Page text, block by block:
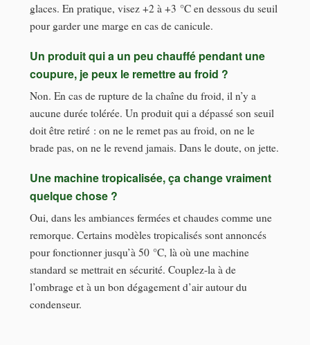
glaces. En pratique, visez +2 à +3 °C en dessous du seuil
pour garder une marge en cas de canicule.
Un produit qui a un peu chauffé pendant une
coupure, je peux le remettre au froid ?
Non. En cas de rupture de la chaîne du froid, il n’y a
aucune durée tolérée. Un produit qui a dépassé son seuil
doit être retiré : on ne le remet pas au froid, on ne le
brade pas, on ne le revend jamais. Dans le doute, on jette.
Une machine tropicalisée, ça change vraiment
quelque chose ?
Oui, dans les ambiances fermées et chaudes comme une
remorque. Certains modèles tropicalisés sont annoncés
pour fonctionner jusqu’à 50 °C, là où une machine
standard se mettrait en sécurité. Couplez-la à de
l’ombrage et à un bon dégagement d’air autour du
condenseur.